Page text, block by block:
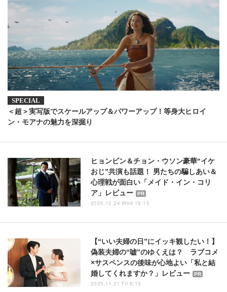
＜超＞実写版でスケールアップ＆パワーアップ！等身大ヒロイ
ン・モアナの魅力を深掘り
ヒョンビン＆チョン・ウソン豪華“イケ
おじ”共演も話題！ 男たちの騙しあい＆
心理戦が面白い「メイド・イン・コリ
ア」レビュー
PR
2025.12.24 Wed 18:15
【“いい夫婦の日”にイッキ観したい！】
偽装夫婦の“嘘”のゆくえは？ ラブコメ
×サスペンスの後味が心地よい「私と結
婚してくれますか？」レビュー
PR
2025.11.21 Fri 8:15